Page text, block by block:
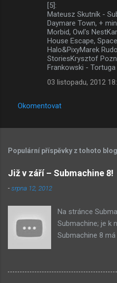
[5]:
Mateusz Skutník -
Daymare Town, +
Morbid, Owl's
House Escape,
Halo&PixyMarek
StoriesKrysztof
Frankowski - Tortuga
03 listopadu, 2012
Okomentovat
Populární příspěvky z tohoto
Již v září – Submachine 8!
-srpna 12, 2012
Na stránce
Submachine; je k
Submachine 8
zveřejněný
pozadí menu.